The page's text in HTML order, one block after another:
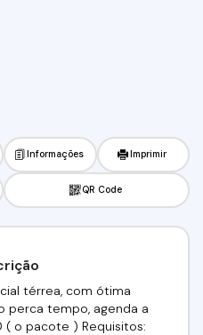
Informações Imprimir
QR Code
térrea, com ótima
perca tempo, agenda a
( o pacote ) Requisitos: